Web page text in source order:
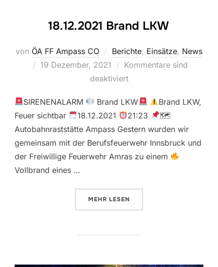
18.12.2021 Brand LKW
von ÖA FF Ampass CO Berichte, Einsätze, News
Veröffentlicht
19 Dezember, 2021
Kommentare sind
deaktiviert
SIRENENALARM Brand LKW
Brand LKW,
Feuer sichtbar
18.12.2021 21:23
🗺
Autobahnraststätte Ampass Gestern wurden wir
gemeinsam mit der Berufsfeuerwehr Innsbruck und
der Freiwillige Feuerwehr Amras zu einem
Vollbrand eines …
MEHR ÜBER „18.12.2021 BRAND LKW“
LESEN